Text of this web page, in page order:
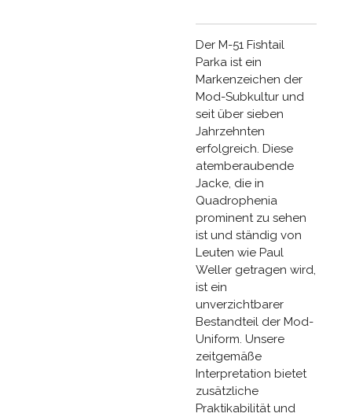
Der M-51 Fishtail
Parka ist ein
Markenzeichen der
Mod-Subkultur und
seit über sieben
Jahrzehnten
erfolgreich. Diese
atemberaubende
Jacke, die in
Quadrophenia
prominent zu sehen
ist und ständig von
Leuten wie Paul
Weller getragen wird,
ist ein
unverzichtbarer
Bestandteil der Mod-
Uniform. Unsere
zeitgemäße
Interpretation bietet
zusätzliche
Praktikabilität und